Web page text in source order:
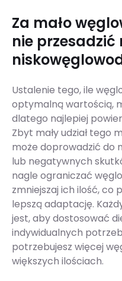
Za mało
nie przesadzić
Ustalenie tego, ile
optymalną wartością,
dlatego najlepiej
Zbyt mały udział tego
może doprowadzić do
lub negatywnych
nagle ograniczać
zmniejszaj ich ilość, co
lepszą adaptację.
jest, aby dostosować
indywidualnych
potrzebujesz więcej
większych ilościach.